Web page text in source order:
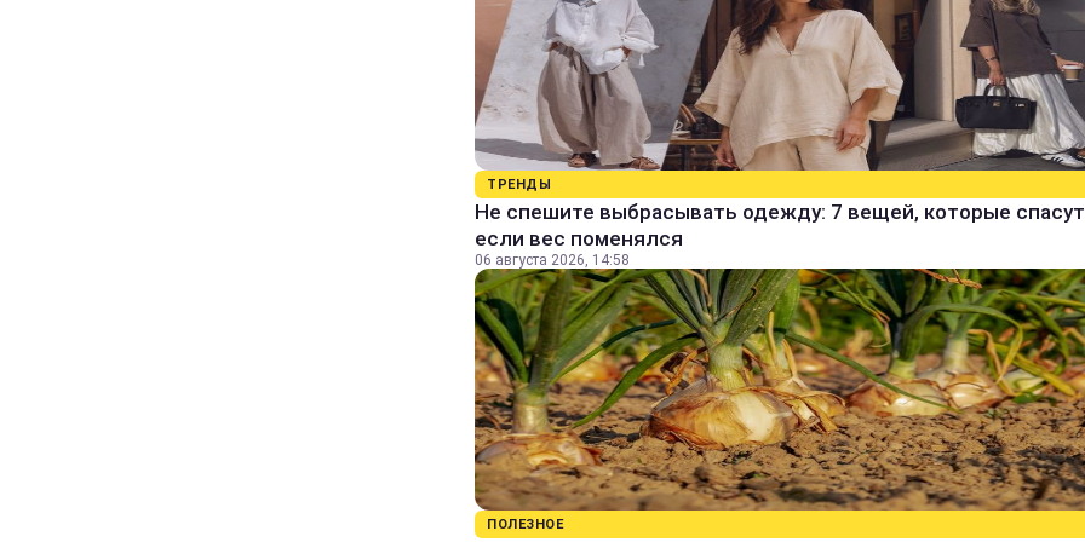
ТРЕНДЫ
Не спешите выбрасывать одежду: 7 вещей, которые
если вес поменялся
06 августа 2026, 14:58
ПОЛЕЗНОЕ